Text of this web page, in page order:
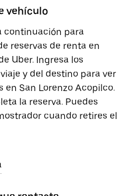
vehículo
continuación para
reservas de renta en
Uber. Ingresa los
y del destino para ver
en San Lorenzo Acopilco.
la reserva. Puedes
cuando retires el